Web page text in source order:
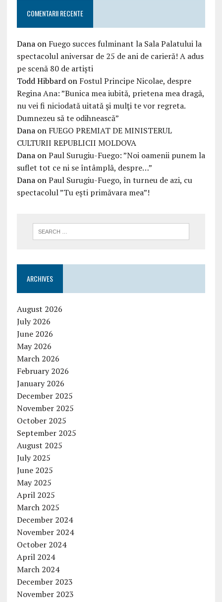
COMENTARII RECENTE
Danaon Fuego succes fulminant la Sala Palatului la
spectacolul aniversar de 25 de ani de carieră! A adus
pe scenă 80 de artiști
Todd Hibbardon Fostul Principe Nicolae, despre
Regina Ana: ”Bunica mea iubită, prietena mea dragă,
nu vei fi niciodată uitată şi mulţi te vor regreta.
Dumnezeu să te odihnească”
Danaon FUEGO PREMIAT DE MINISTERUL
CULTURII REPUBLICII MOLDOVA
DanaonPaul Surugiu-Fuego: ”Noi oamenii punem la
suflet tot ce ni se întâmplă, despre…”
DanaonPaul Surugiu-Fuego, în turneu de azi, cu
spectacolul ”Tu ești primăvara mea”!
ARCHIVES
August 2026
July 2026
June 2026
May 2026
March 2026
February 2026
January 2026
December 2025
November 2025
October 2025
September 2025
August 2025
July 2025
June 2025
May 2025
April 2025
March 2025
December 2024
November 2024
October 2024
April 2024
March 2024
December 2023
November 2023